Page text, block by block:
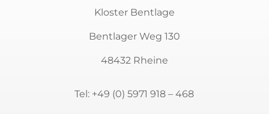
Kloster Bentlage
Bentlager Weg 130
48432 Rheine
Tel: +49 (0) 5971 918 – 468